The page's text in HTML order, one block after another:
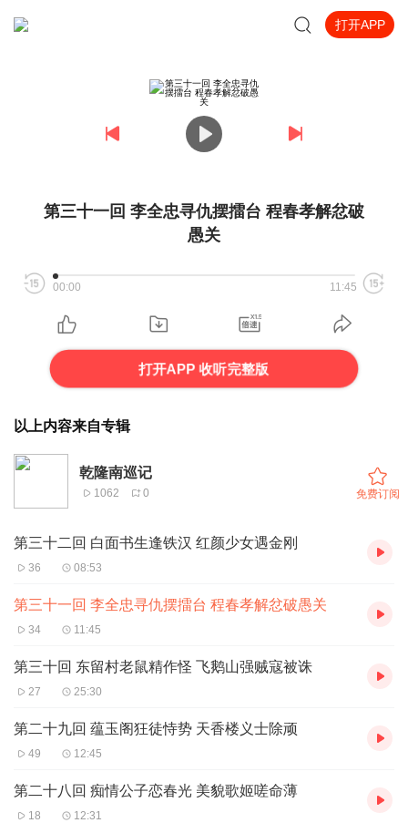
打开APP
第三十一回 李全忠寻仇摆擂台 程春孝解忿破
愚关
00:00 11:45
打开APP 收听完整版
以上内容来自专辑
乾隆南巡记
1062 0 免费订阅
第三十二回 白面书生逢铁汉 红颜少女遇金刚
36 08:53
第三十一回 李全忠寻仇摆擂台 程春孝解忿破愚关
34 11:45
第三十回 东留村老鼠精作怪 飞鹅山强贼寇被诛
27 25:30
第二十九回 蕴玉阁狂徒恃势 天香楼义士除顽
49 12:45
第二十八回 痴情公子恋春光 美貌歌姬嗟命薄
18 12:31